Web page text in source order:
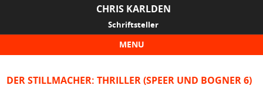
CHRIS KARLDEN
Schriftsteller
MENU
DER STILLMACHER: THRILLER (SPEER UND BOGNER 6)